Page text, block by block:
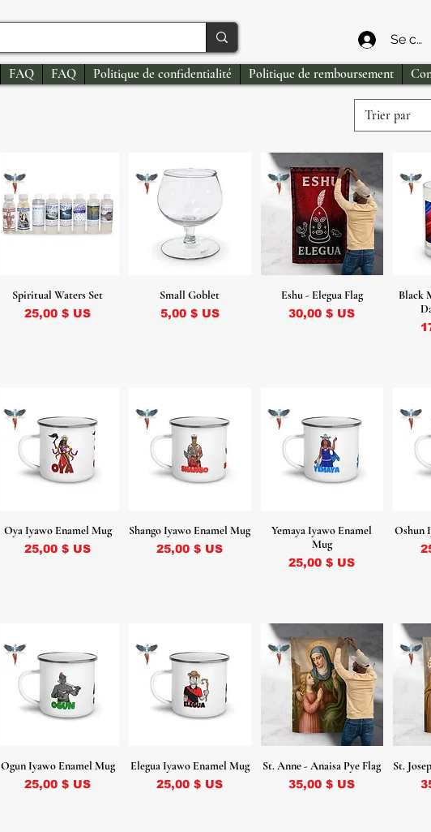
Se
FAQ FAQ Politique de confidentialité Politique de remboursement
Trier par
Spiritual Waters Set
Prix
25,00 $ US
Small Goblet
Prix
5,00 $ US
Eshu - Elegua Flag
Prix
30,00 $ US
Black
Oya Iyawo Enamel Mug
Prix
25,00 $ US
Shango Iyawo Enamel Mug
Prix
25,00 $ US
Yemaya Iyawo Enamel
Mug
Prix
25,00 $ US
Oshun
Ogun Iyawo Enamel Mug
Prix
25,00 $ US
Elegua Iyawo Enamel Mug
Prix
25,00 $ US
St. Anne - Anaisa Pye Flag
Prix
35,00 $ US
St.